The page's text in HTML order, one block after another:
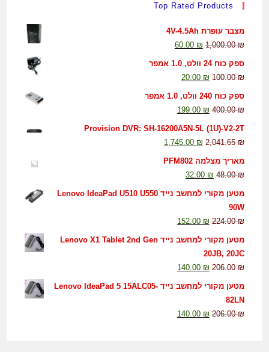
Top Rated Products
מצבר עופרת 4V-4.5Ah
1,000.00₪
60.00 ₪
ספק כוח 24 וולט, 1.0 אמפר
100.00₪
20.00 ₪
ספק כוח 240 וולט, 1.0 אמפר
400.00₪
199.00 ₪
Provision DVR: SH-16200A5N-5L (1U)-V2-2T
2,041.65₪
1,745.00 ₪
מאריך מצלמה PFM802
48.00₪
32.00 ₪
מטען מקורי למחשב נייד Lenovo IdeaPad U510 U550
90W
224.00₪
152.00 ₪
מטען מקורי למחשב נייד Lenovo X1 Tablet 2nd Gen
20JB, 20JC
206.00₪
140.00 ₪
מטען מקורי למחשב נייד Lenovo IdeaPad 5 15ALC05-
82LN
206.00₪
140.00 ₪